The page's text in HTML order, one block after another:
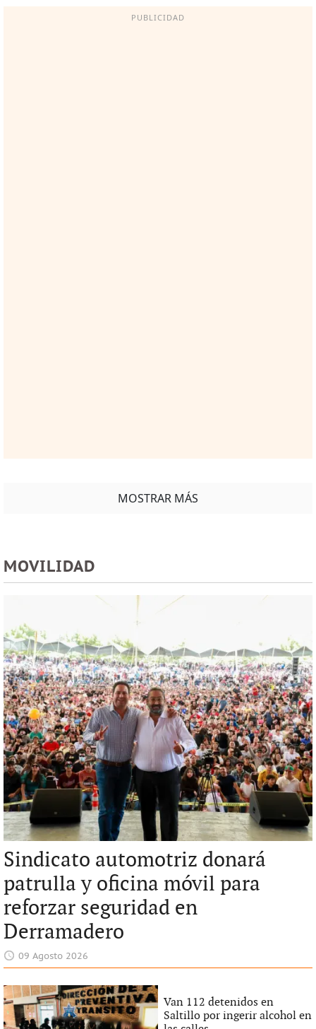
PUBLICIDAD
MOSTRAR MÁS
MOVILIDAD
Sindicato automotriz donará
patrulla y oficina móvil para
reforzar seguridad en
Derramadero
09 Agosto 2026
Van 112 detenidos en
Saltillo por ingerir alcohol en